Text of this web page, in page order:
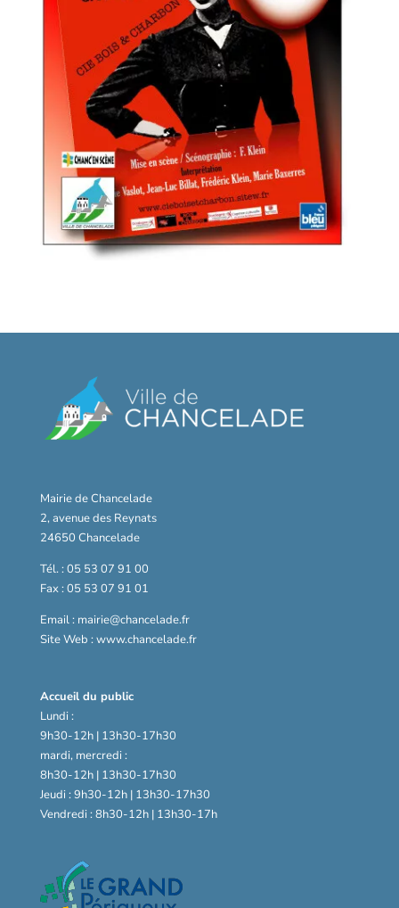
Mairie de Chancelade
2, avenue des Reynats
24650 Chancelade
Tél. : 05 53 07 91 00
Fax : 05 53 07 91 01
Email : mairie@chancelade.fr
Site Web : www.chancelade.fr
Accueil du public
Lundi :
9h30-12h | 13h30-17h30
mardi, mercredi :
8h30-12h | 13h30-17h30
Jeudi : 9h30-12h | 13h30-17h30
Vendredi : 8h30-12h | 13h30-17h